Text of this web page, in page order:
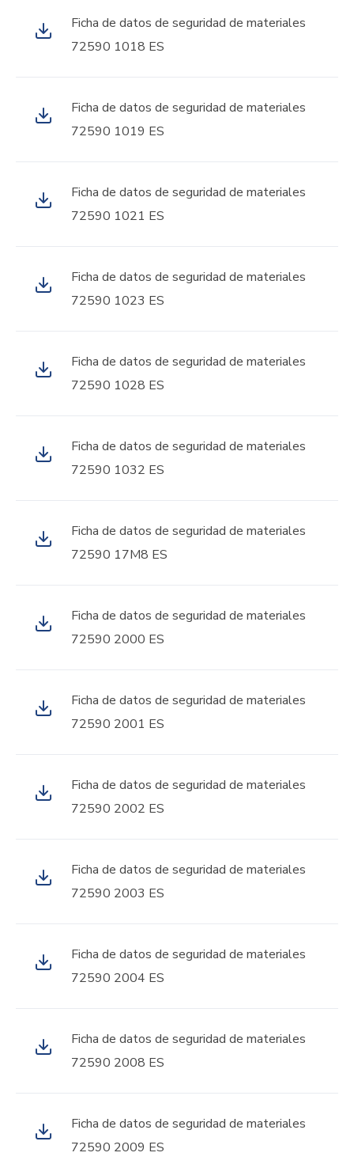
Ficha de datos de seguridad de materiales
72590 1018 ES
Ficha de datos de seguridad de materiales
72590 1019 ES
Ficha de datos de seguridad de materiales
72590 1021 ES
Ficha de datos de seguridad de materiales
72590 1023 ES
Ficha de datos de seguridad de materiales
72590 1028 ES
Ficha de datos de seguridad de materiales
72590 1032 ES
Ficha de datos de seguridad de materiales
72590 17M8 ES
Ficha de datos de seguridad de materiales
72590 2000 ES
Ficha de datos de seguridad de materiales
72590 2001 ES
Ficha de datos de seguridad de materiales
72590 2002 ES
Ficha de datos de seguridad de materiales
72590 2003 ES
Ficha de datos de seguridad de materiales
72590 2004 ES
Ficha de datos de seguridad de materiales
72590 2008 ES
Ficha de datos de seguridad de materiales
72590 2009 ES